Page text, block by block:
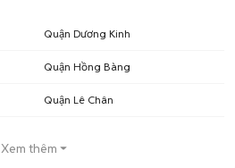
Quận Dương Kinh
Quận Hồng Bàng
Quận Lê Chân
Xem thêm